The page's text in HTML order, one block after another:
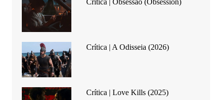
Crítica | Obsessão (Obsession)
Crítica | A Odisseia (2026)
Crítica | Love Kills (2025)